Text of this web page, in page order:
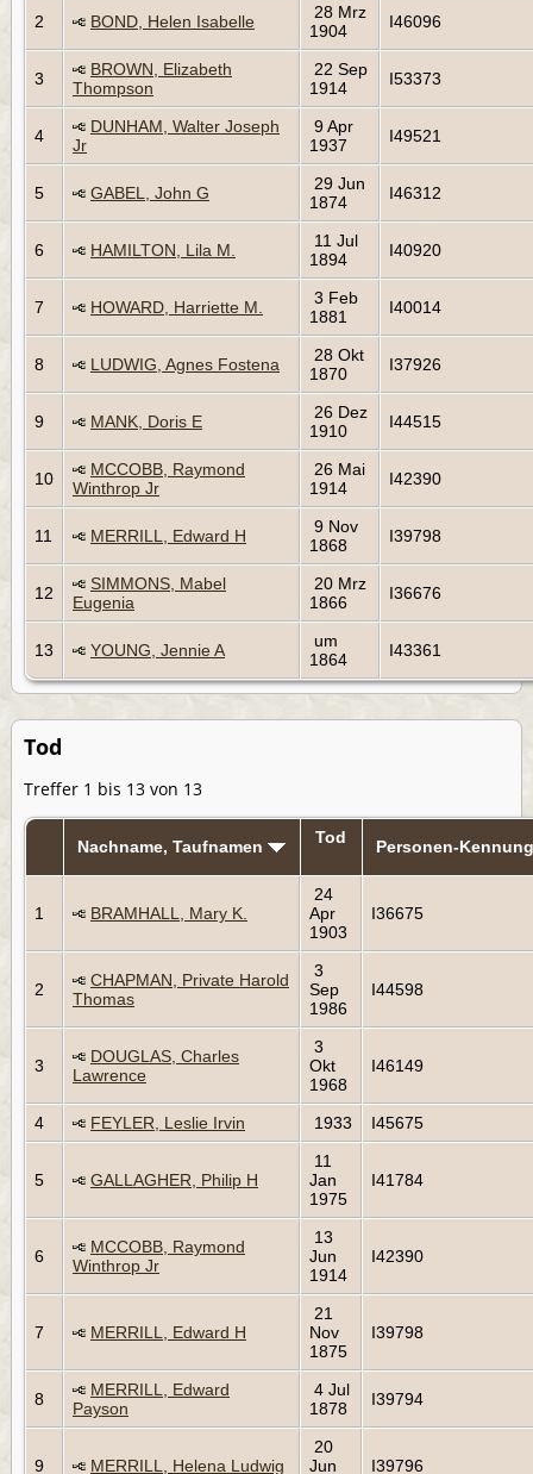
2 BOND, Helen Isabelle
28 Mrz
1904
I46096
3
BROWN, Elizabeth
Thompson
22 Sep
1914
I53373
4
DUNHAM, Walter Joseph
Jr
9 Apr
1937
I49521
5 GABEL, John G
29 Jun
1874
I46312
6 HAMILTON, Lila M.
11 Jul
1894
I40920
7 HOWARD, Harriette M.
3 Feb
1881
I40014
8 LUDWIG, Agnes Fostena
28 Okt
1870
I37926
9 MANK, Doris E
26 Dez
1910
I44515
10
MCCOBB, Raymond
Winthrop Jr
26 Mai
1914
I42390
11 MERRILL, Edward H
9 Nov
1868
I39798
12
SIMMONS, Mabel
Eugenia
20 Mrz
1866
I36676
13 YOUNG, Jennie A
um
1864
I43361
Tod
Treffer 1 bis 13 von 13
Nachname, Taufnamen Tod Personen-Kennung
1 BRAMHALL, Mary K.
24
Apr
1903
I36675
2
CHAPMAN, Private Harold
Thomas
3
Sep
1986
I44598
3
DOUGLAS, Charles
Lawrence
3
Okt
1968
I46149
4 FEYLER, Leslie Irvin 1933 I45675
5 GALLAGHER, Philip H
11
Jan
1975
I41784
6
MCCOBB, Raymond
Winthrop Jr
13
Jun
1914
I42390
7 MERRILL, Edward H
21
Nov
1875
I39798
8
MERRILL, Edward
Payson
4 Jul
1878
I39794
9 MERRILL, Helena Ludwig
20
Jun
I39796